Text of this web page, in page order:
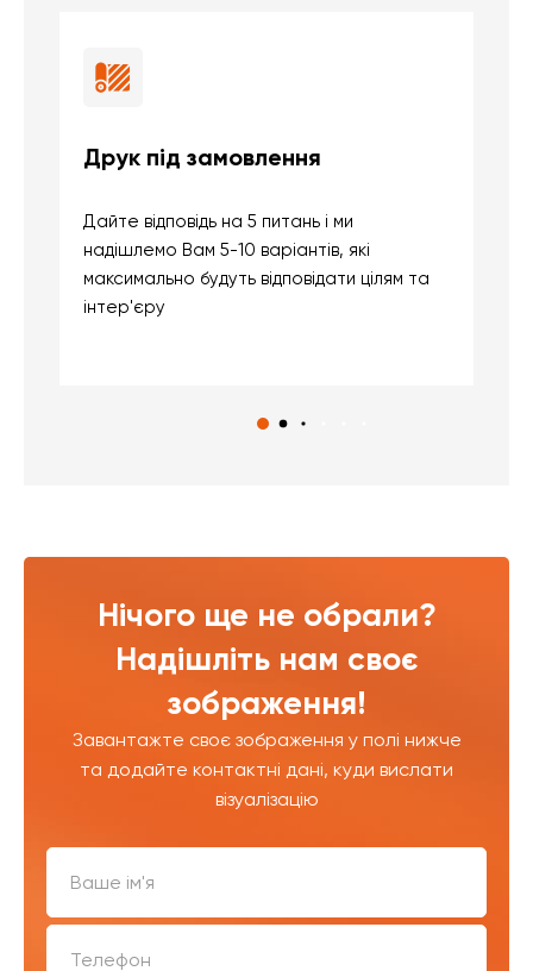
Друк під замовлення
Дайте відповідь на 5 питань і ми
надішлемо Вам 5-10 варіантів, які
максимально будуть відповідати цілям та
інтер'єру
Нічого ще не обрали?
Надішліть нам своє
зображення!
Завантажте своє зображення у полі нижче
та додайте контактні дані, куди вислати
візуалізацію